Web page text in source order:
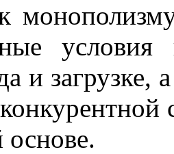
и загрузке,
основе.